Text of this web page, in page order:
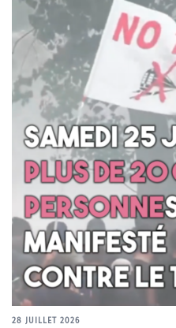
28 JUILLET 2026